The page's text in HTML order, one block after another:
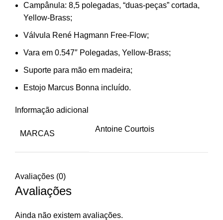
Campânula: 8,5 polegadas, “duas-peças” cortada,
Yellow-Brass;
Válvula René Hagmann Free-Flow;
Vara em 0.547″ Polegadas, Yellow-Brass;
Suporte para mão em madeira;
Estojo Marcus Bonna incluído.
Informação adicional
MARCAS
Antoine Courtois
Avaliações (0)
Avaliações
Ainda não existem avaliações.